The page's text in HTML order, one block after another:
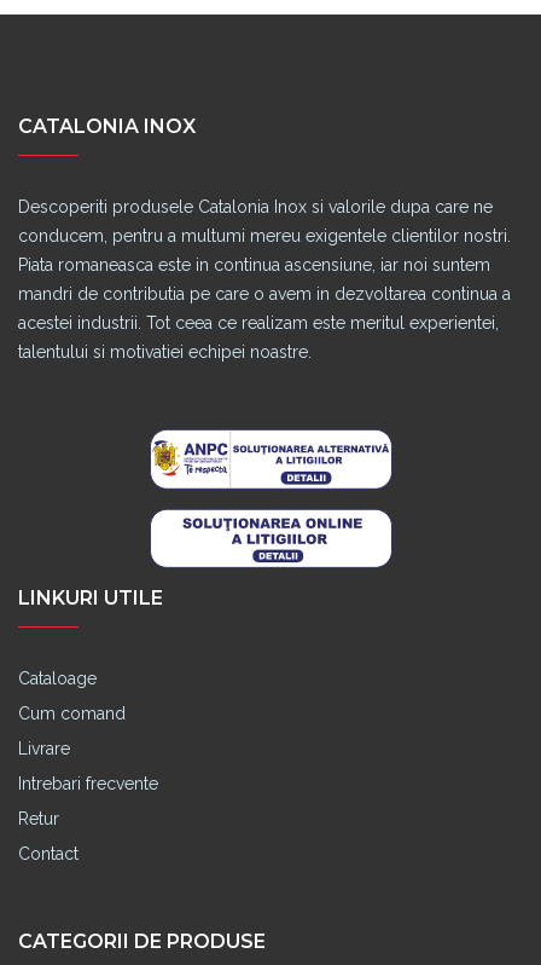
CATALONIA INOX
Descoperiti produsele Catalonia Inox si valorile dupa care ne
conducem, pentru a multumi mereu exigentele clientilor nostri.
Piata romaneasca este in continua ascensiune, iar noi suntem
mandri de contributia pe care o avem in dezvoltarea continua a
acestei industrii. Tot ceea ce realizam este meritul experientei,
talentului si motivatiei echipei noastre.
LINKURI UTILE
Cataloage
Cum comand
Livrare
Intrebari frecvente
Retur
Contact
CATEGORII DE PRODUSE